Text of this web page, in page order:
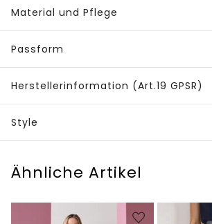
Material und Pflege
Passform
Herstellerinformation (Art.19 GPSR)
Style
Ähnliche Artikel